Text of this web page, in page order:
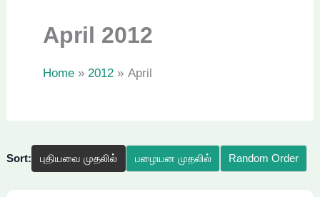
April 2012
Home 2012 April
Sort: புதியவை முதலில் பழையன முதலில் Random Order